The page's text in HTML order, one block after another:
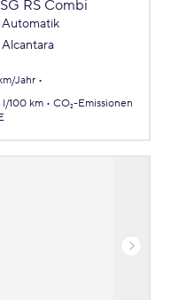
RS Combi
Automatik
Alcantara
Jahr
l/100 km
CO₂-Emissionen